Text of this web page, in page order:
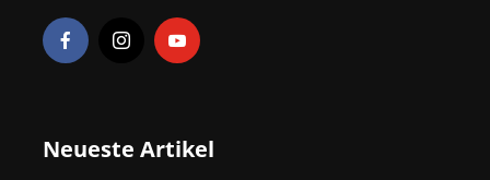
Neueste Artikel